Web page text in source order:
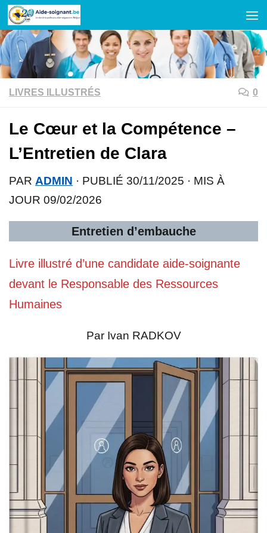
Skip to content
LIVRES ILLUSTRÉS 0
Le Cœur et la Compétence –
L’Entretien de Clara
PAR ADMIN · PUBLIÉ 30/11/2025 · MIS À
JOUR 09/02/2026
Entretien d’embauche
Livre illustré d’une candidate aide-soignante
devant le Responsable des Ressources
Humaines
Par Ivan RADKOV